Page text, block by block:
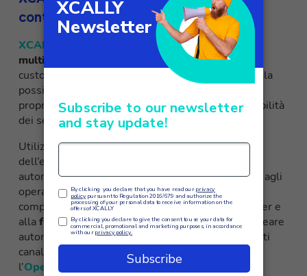
contact center
XCALLY
suite pensata per contact center
multicanale
, permette alle aziende di offrire una
customer journey personalizzata e fluida, grazie alla
possibilità di integrarsi facilmente con i sistemi
proprietari delle società a cui si rivolge, alla scalabilità
dei servizi offerti e alla semplicità di utilizzo.
Utilizzando l’artificial intelligence al servizio
dell’esperienza utente, XCALLY permette di
automatizzare le richieste più ripetitive, lasciando agli
operatori specializzati la gestione di quelle più
complesse ed articolate. Grazie ad un visual builder e
allafunzione drag&drop, XCALLY permette di creare
autonomamente iflussi IVR
e di aggiungere quanti
canali di comunicazione si desiderano, sfruttando
l’Open Channel